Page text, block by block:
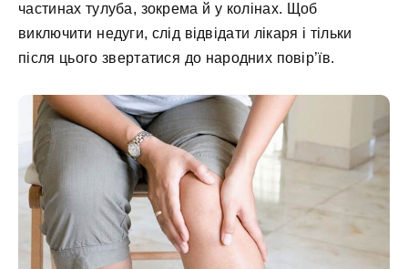
частинах тулуба, зокрема й у колінах. Щоб
виключити недуги, слід відвідати лікаря і тільки
після цього звертатися до народних повір’їв.